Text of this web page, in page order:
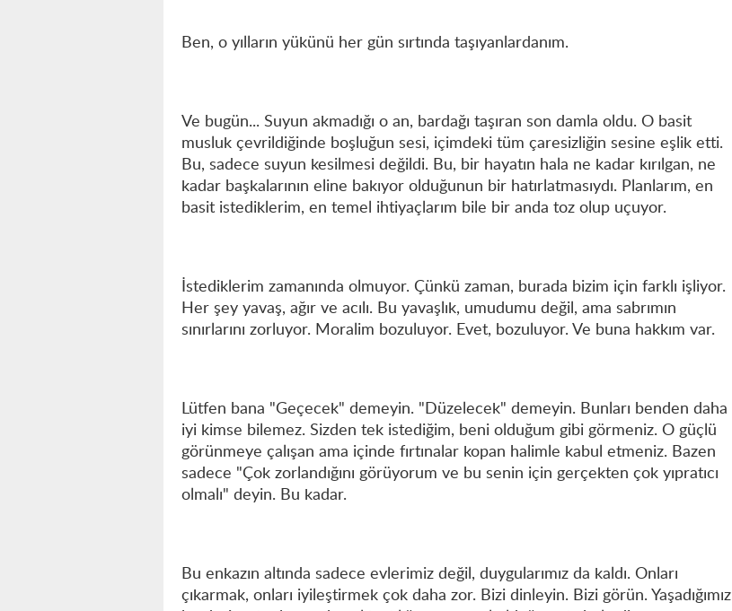
Ben, o yılların yükünü her gün sırtında taşıyanlardanım.
Ve bugün... Suyun akmadığı o an, bardağı taşıran son damla oldu. O basit
musluk çevrildiğinde boşluğun sesi, içimdeki tüm çaresizliğin sesine eşlik etti.
Bu, sadece suyun kesilmesi değildi. Bu, bir hayatın hala ne kadar kırılgan, ne
kadar başkalarının eline bakıyor olduğunun bir hatırlatmasıydı. Planlarım, en
basit istediklerim, en temel ihtiyaçlarım bile bir anda toz olup uçuyor.
İstediklerim zamanında olmuyor. Çünkü zaman, burada bizim için farklı işliyor.
Her şey yavaş, ağır ve acılı. Bu yavaşlık, umudumu değil, ama sabrımın
sınırlarını zorluyor. Moralim bozuluyor. Evet, bozuluyor. Ve buna hakkım var.
Lütfen bana "Geçecek" demeyin. "Düzelecek" demeyin. Bunları benden daha
iyi kimse bilemez. Sizden tek istediğim, beni olduğum gibi görmeniz. O güçlü
görünmeye çalışan ama içinde fırtınalar kopan halimle kabul etmeniz. Bazen
sadece "Çok zorlandığını görüyorum ve bu senin için gerçekten çok yıpratıcı
olmalı" deyin. Bu kadar.
Bu enkazın altında sadece evlerimiz değil, duygularımız da kaldı. Onları
çıkarmak, onları iyileştirmek çok daha zor. Bizi dinleyin. Bizi görün. Yaşadığımız